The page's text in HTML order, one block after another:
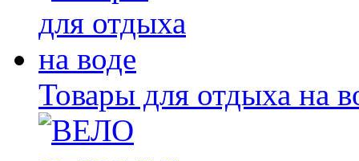
Товары для отдыха на